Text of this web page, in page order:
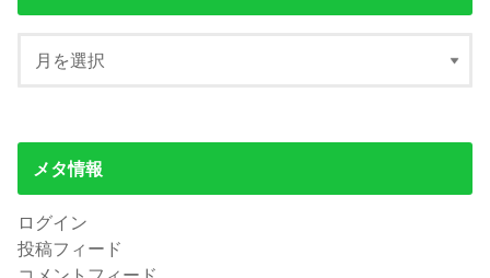
メタ情報
ログイン
投稿フィード